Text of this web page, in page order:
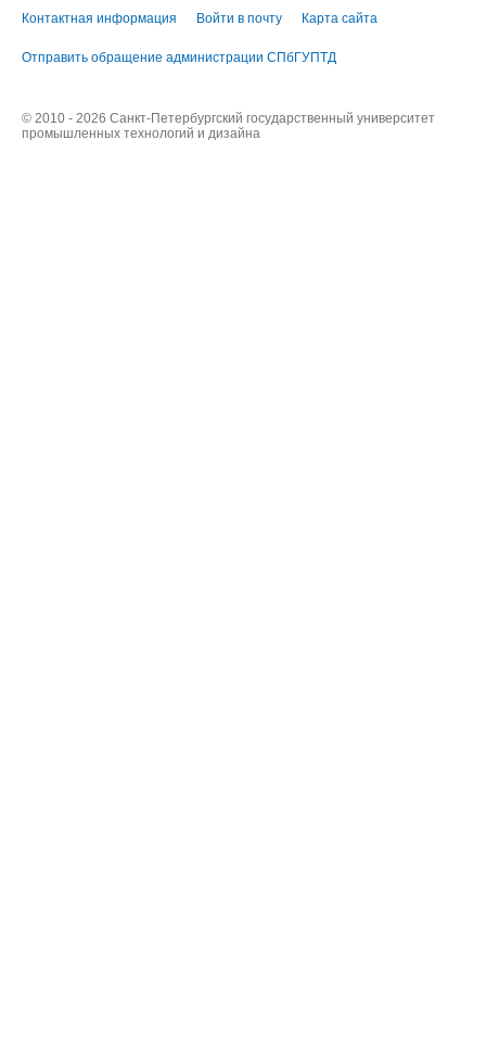
Контактная информация Войти в почту Карта сайта
Отправить обращение администрации СПбГУПТД
© 2010 - 2026 Санкт-Петербургский государственный университет
промышленных технологий и дизайна